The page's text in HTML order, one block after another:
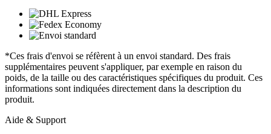
*Ces frais d'envoi se réfèrent à un envoi standard. Des frais
supplémentaires peuvent s'appliquer, par exemple en raison du
poids, de la taille ou des caractéristiques spécifiques du produit. Ces
informations sont indiquées directement dans la description du
produit.
Aide & Support